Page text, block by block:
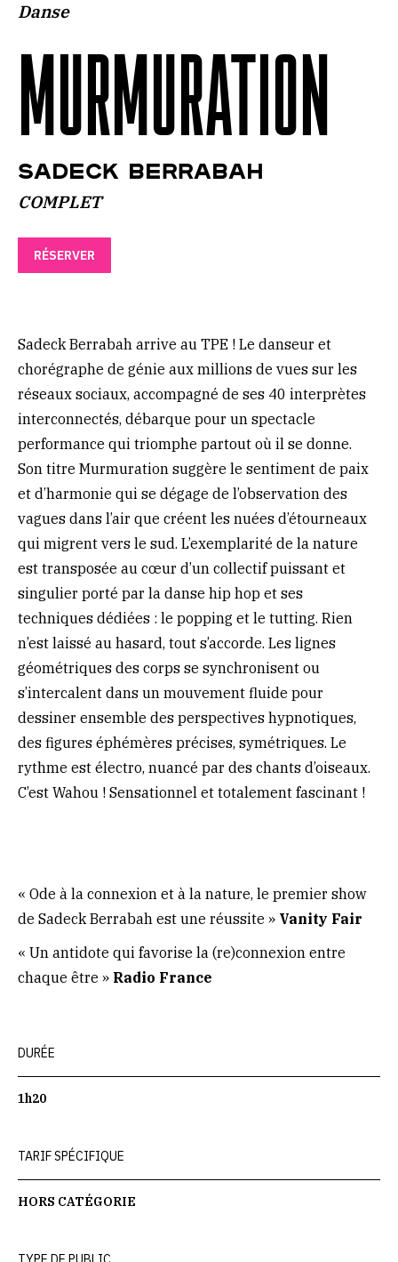
Danse
MURMURATION
Sadeck Berrabah
COMPLET
RÉSERVER
Sadeck Berrabah arrive au TPE ! Le danseur et
chorégraphe de génie aux millions de vues sur les
réseaux sociaux, accompagné de ses 40 interprètes
interconnectés, débarque pour un spectacle
performance qui triomphe partout où il se donne.
Son titre Murmuration suggère le sentiment de paix
et d’harmonie qui se dégage de l’observation des
vagues dans l’air que créent les nuées d’étourneaux
qui migrent vers le sud. L’exemplarité de la nature
est transposée au cœur d’un collectif puissant et
singulier porté par la danse hip hop et ses
techniques dédiées : le popping et le tutting. Rien
n’est laissé au hasard, tout s’accorde. Les lignes
géométriques des corps se synchronisent ou
s’intercalent dans un mouvement fluide pour
dessiner ensemble des perspectives hypnotiques,
des figures éphémères précises, symétriques. Le
rythme est électro, nuancé par des chants d’oiseaux.
C’est Wahou ! Sensationnel et totalement fascinant !
« Ode à la connexion et à la nature, le premier show
de Sadeck Berrabah est une réussite » Vanity Fair
« Un antidote qui favorise la (re)connexion entre
chaque être » Radio France
DURÉE
1h20
TARIF SPÉCIFIQUE
HORS CATÉGORIE